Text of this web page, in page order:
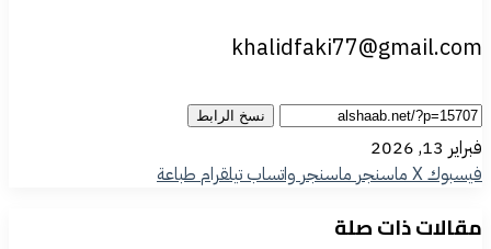
khalidfaki77@gmail.com
نسخ الرابط
فبراير 13, 2026
فيسبوك‫Xماسنجر ماسنجر واتسابتيلقرامطباعة
مقالات ذات صلة